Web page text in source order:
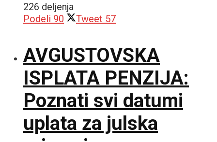
226 deljenja
Podeli 90 Tweet 57
AVGUSTOVSKA
ISPLATA PENZIJA:
Poznati svi datumi
uplata za julska